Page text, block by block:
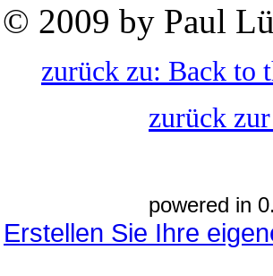
© 2009 by Paul
zurück zu: Back to
zurück
powered in
Erstellen Sie Ihre